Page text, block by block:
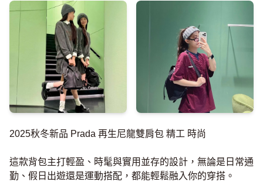
2025秋冬新品 Prada 再生尼龍雙肩包 精工 時尚
這款背包主打輕盈、時髦與實用並存的設計，無論是日常通
勤、假日出遊還是運動搭配，都能輕鬆融入你的穿搭。